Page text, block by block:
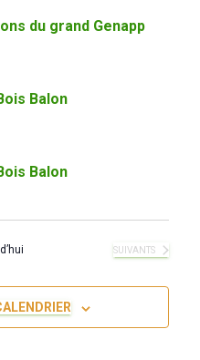
du grand Genapp
Balon
Balon
ÉVÈNEMENTS
SUIVANTS